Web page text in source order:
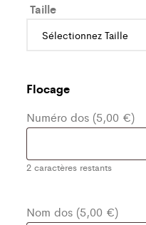
Taille
Flocage
Numéro dos (5,00 €)
2 caractères restants
Nom dos (5,00 €)